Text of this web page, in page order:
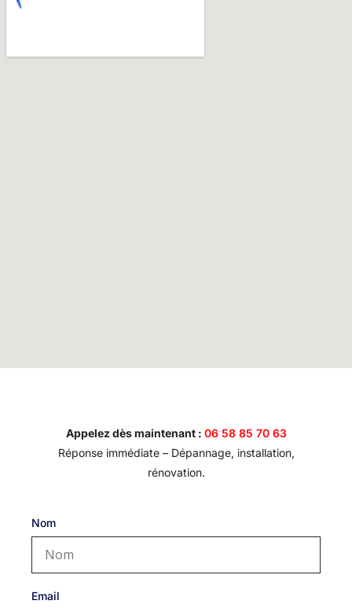
Appelez dès maintenant : 06 58 85 70 63
Réponse immédiate – Dépannage, installation,
rénovation.
Nom
Email